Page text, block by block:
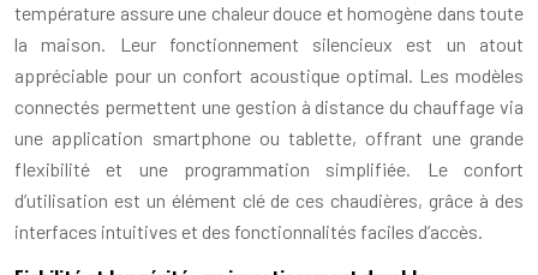
température assure une chaleur douce et homogène dans toute
la maison. Leur fonctionnement silencieux est un atout
appréciable pour un confort acoustique optimal. Les modèles
connectés permettent une gestion à distance du chauffage via
une application smartphone ou tablette, offrant une grande
flexibilité et une programmation simplifiée. Le confort
d’utilisation est un élément clé de ces chaudières, grâce à des
interfaces intuitives et des fonctionnalités faciles d’accès.